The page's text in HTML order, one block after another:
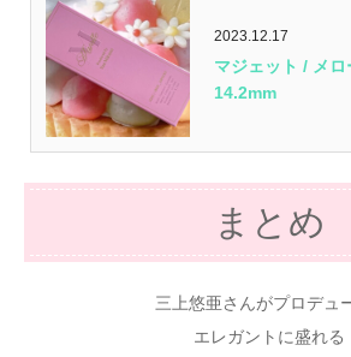
2023.12.17
マジェット / メ
14.2mm
まとめ
三上悠亜さんがプロデュ
エレガントに盛れる